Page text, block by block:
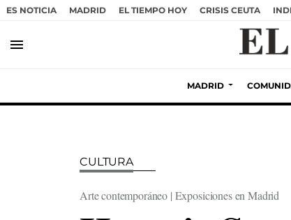
ES NOTICIA MADRID EL TIEMPO HOY CRISIS CEUTA
menu
MADRID
CULTURA
Arte contemporáneo | Exposiciones en Madrid